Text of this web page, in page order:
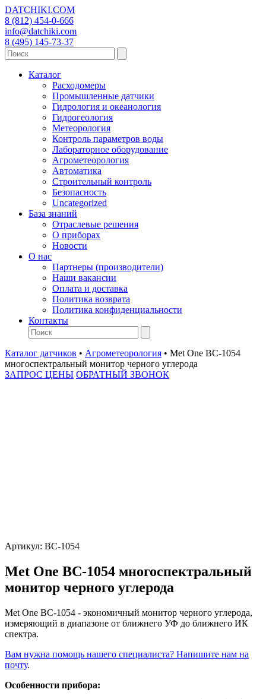
DATCHIKI.COM
8 (812) 454-0-666
info@datchiki.com
8 (495) 145-73-37
Каталог
Расходомеры
Промышленные датчики
Гидрология и океанология
Гидрогеология
Метеорология
Контроль параметров воды
Лабораторное оборудование
Агрометеорология
Автоматика
Строительный контроль
Безопасность
Uncategorized
База знаний
Отраслевые решения
О приборах
Новости
О нас
Партнеры (производители)
Наши вакансии
Оплата и доставка
Политика возврата
Политика конфиденциальности
Контакты
Каталог датчиков • Агрометеорология • Met One BC-1054
многоспектральный монитор черного углерода
ЗАПРОС ЦЕНЫ ОБРАТНЫЙ ЗВОНОК
Артикул: BC-1054
Met One BC-1054 многоспектральный
монитор черного углерода
Met One BC-1054 - экономичный монитор черного углерода,
измеряющий в диапазоне от ближнего УФ до ближнего ИК
спектра.
Вам нужна помощь нашего специалиста? Напишите нам на
почту.
Особенности прибора: